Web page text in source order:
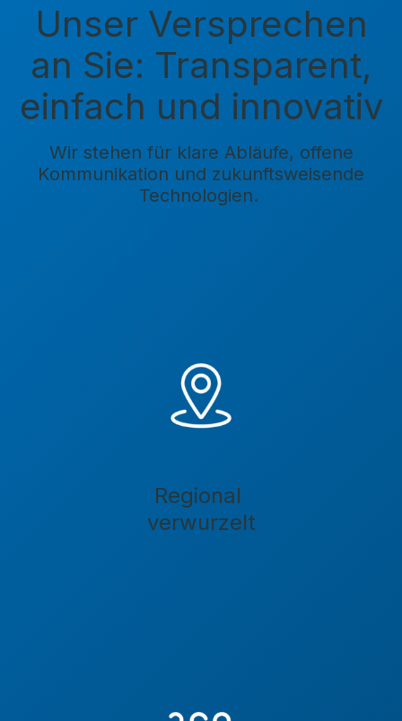
Unser Versprechen
an Sie: Transparent,
einfach und innovativ
Wir stehen für klare Abläufe, offene
Kommunikation und zukunftsweisende
Technologien.
Regional
verwurzelt